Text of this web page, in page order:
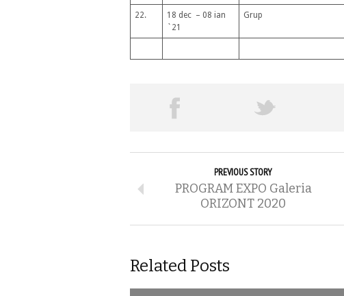
22.
18 dec – 08 ian
`21
Grup
PREVIOUS STORY
PROGRAM EXPO Galeria
ORIZONT 2020
Related Posts